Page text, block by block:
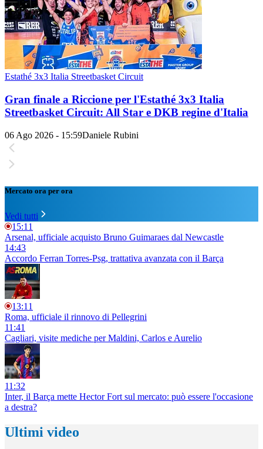
Estathé 3x3 Italia Streetbasket Circuit
Gran finale a Riccione per l'Estathé 3x3 Italia
Streetbasket Circuit: All Star e DKB regine d'Italia
06 Ago 2026 - 15:59Daniele Rubini
Mercato ora per ora
Vedi tutti
15:11
Arsenal, ufficiale acquisto Bruno Guimaraes dal Newcastle
14:43
Accordo Ferran Torres-Psg, trattativa avanzata con il Barça
13:11
Roma, ufficiale il rinnovo di Pellegrini
11:41
Cagliari, visite mediche per Maldini, Carlos e Aurelio
11:32
Inter, il Barça mette Hector Fort sul mercato: può essere l'occasione
a destra?
Ultimi video